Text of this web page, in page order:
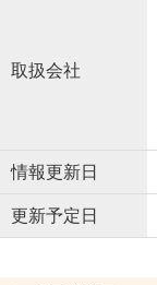
取扱会社
情報更新日
更新予定日